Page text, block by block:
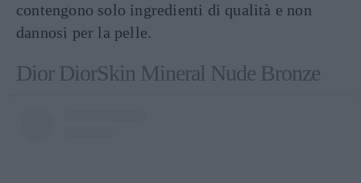
contengono solo ingredienti di qualità e non
dannosi per la pelle.
Dior DiorSkin Mineral Nude Bronze